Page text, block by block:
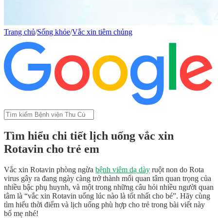
Trang chủ/Sống khỏe/Vắc xin tiêm chủng
Tìm hiểu chi tiết lịch uống vắc xin
Rotavin cho trẻ em
Vắc xin Rotavin phòng ngừa bệnh viêm dạ dày ruột non do Rota
virus gây ra đang ngày càng trở thành mối quan tâm quan trọng của
nhiều bậc phụ huynh, và một trong những câu hỏi nhiều người quan
tâm là “vắc xin Rotavin uống lúc nào là tốt nhất cho bé”. Hãy cùng
tìm hiểu thời điểm và lịch uống phù hợp cho trẻ trong bài viết này
bố mẹ nhé!